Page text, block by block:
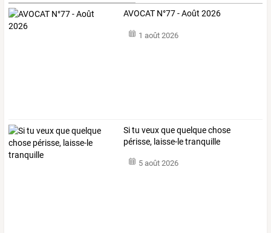
AVOCAT N°77 - Août 2026
1 août 2026
Si tu veux que quelque chose
périsse, laisse-le tranquille
5 août 2026